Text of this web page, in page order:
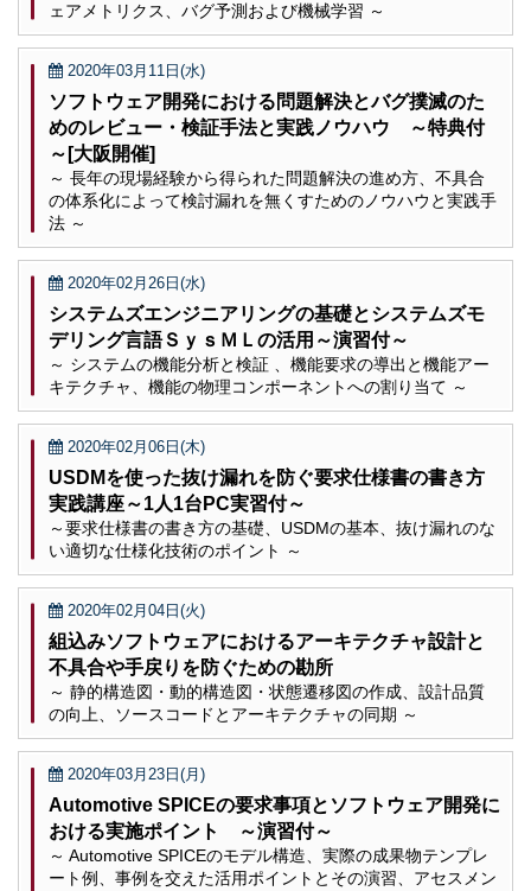
ェアメトリクス、バグ予測および機械学習 ～
2020年03月11日(水)
ソフトウェア開発における問題解決とバグ撲滅のた
めのレビュー・検証手法と実践ノウハウ ～特典付
～[大阪開催]
～ 長年の現場経験から得られた問題解決の進め方、不具合
の体系化によって検討漏れを無くすためのノウハウと実践手
法 ～
2020年02月26日(水)
システムズエンジニアリングの基礎とシステムズモ
デリング言語ＳｙｓＭＬの活用～演習付～
～ システムの機能分析と検証 、機能要求の導出と機能アー
キテクチャ、機能の物理コンポーネントへの割り当て ～
2020年02月06日(木)
USDMを使った抜け漏れを防ぐ要求仕様書の書き方
実践講座～1人1台PC実習付～
～要求仕様書の書き方の基礎、USDMの基本、抜け漏れのな
い適切な仕様化技術のポイント ～
2020年02月04日(火)
組込みソフトウェアにおけるアーキテクチャ設計と
不具合や手戻りを防ぐための勘所
～ 静的構造図・動的構造図・状態遷移図の作成、設計品質
の向上、ソースコードとアーキテクチャの同期 ～
2020年03月23日(月)
Automotive SPICEの要求事項とソフトウェア開発に
おける実施ポイント ～演習付～
～ Automotive SPICEのモデル構造、実際の成果物テンプレ
ート例、事例を交えた活用ポイントとその演習、アセスメン